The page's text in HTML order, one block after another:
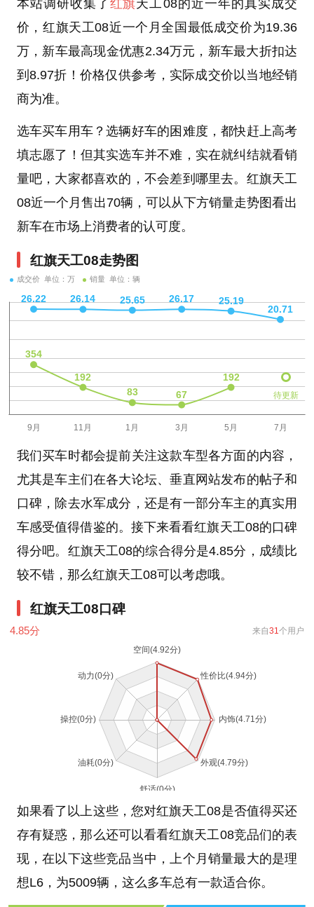
本站调研收集了红旗天工08的近一年的真实成交
价，红旗天工08近一个月全国最低成交价为19.36
万，新车最高现金优惠2.34万元，新车最大折扣达
到8.97折！价格仅供参考，实际成交价以当地经销
商为准。
选车买车用车？选辆好车的困难度，都快赶上高考
填志愿了！但其实选车并不难，实在就纠结就看销
量吧，大家都喜欢的，不会差到哪里去。红旗天工
08近一个月售出70辆，可以从下方销量走势图看出
新车在市场上消费者的认可度。
红旗天工08走势图
成交价 单位：万 销量 单位：辆
待更新
我们买车时都会提前关注这款车型各方面的内容，
尤其是车主们在各大论坛、垂直网站发布的帖子和
口碑，除去水军成分，还是有一部分车主的真实用
车感受值得借鉴的。接下来看看红旗天工08的口碑
得分吧。红旗天工08的综合得分是4.85分，成绩比
较不错，那么红旗天工08可以考虑哦。
红旗天工08口碑
4.85分 来自31个用户
如果看了以上这些，您对红旗天工08是否值得买还
存有疑惑，那么还可以看看红旗天工08竞品们的表
现，在以下这些竞品当中，上个月销量最大的是理
想L6，为5009辆，这么多车总有一款适合你。